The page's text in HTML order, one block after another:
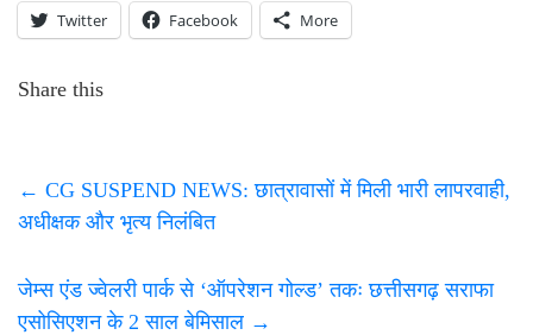
Twitter Facebook More
Share this
← CG SUSPEND NEWS: छात्रावासों में मिली भारी लापरवाही,
अधीक्षक और भृत्य निलंबित
जेम्स एंड ज्वेलरी पार्क से ‘ऑपरेशन गोल्ड’ तकः छत्तीसगढ़ सराफा
एसोसिएशन के 2 साल बेमिसाल →